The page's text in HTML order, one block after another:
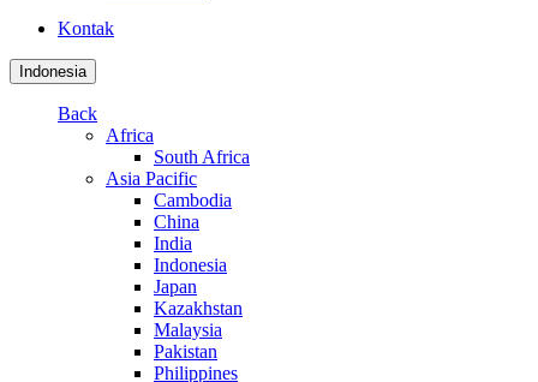
Kontak
Indonesia
Back
Africa
South Africa
Asia Pacific
Cambodia
China
India
Indonesia
Japan
Kazakhstan
Malaysia
Pakistan
Philippines